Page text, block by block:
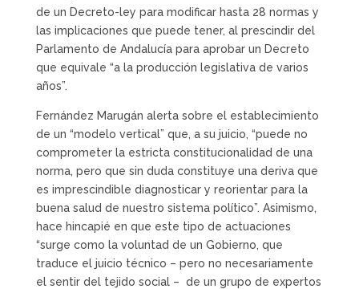
de un Decreto-ley para modificar hasta 28 normas y
las implicaciones que puede tener, al prescindir del
Parlamento de Andalucía para aprobar un Decreto
que equivale “a la producción legislativa de varios
años”.
Fernández Marugán alerta sobre el establecimiento
de un “modelo vertical” que, a su juicio, “puede no
comprometer la estricta constitucionalidad de una
norma, pero que sin duda constituye una deriva que
es imprescindible diagnosticar y reorientar para la
buena salud de nuestro sistema político”. Asimismo,
hace hincapié en que este tipo de actuaciones
“surge como la voluntad de un Gobierno, que
traduce el juicio técnico – pero no necesariamente
el sentir del tejido social – de un grupo de expertos